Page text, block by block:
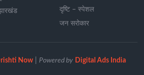
दृष्टि – स्पेशल
जन सरोकार
Now| Powered by Digital Ads India